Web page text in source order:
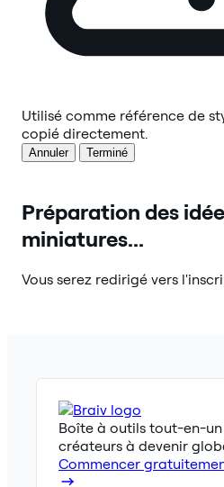
Utilisé comme référence de
copié directement.
Annuler Terminé
Préparation des
miniatures...
Vous serez redirigé vers
Boîte à outils tout-en-
créateurs à devenir
Commencer